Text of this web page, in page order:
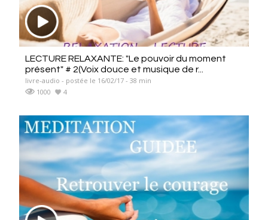
LECTURE RELAXANTE: "Le pouvoir du moment
présent" # 2(Voix douce et musique de r...
livre-audio - postée le 16/02/17 - 38 min
1000
4